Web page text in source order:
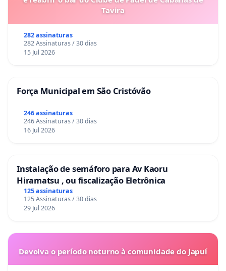
Tavira
282 assinaturas
282 Assinaturas / 30 dias
15 Jul 2026
Força Municipal em São Cristóvão
246 assinaturas
246 Assinaturas / 30 dias
16 Jul 2026
Instalação de semáforo para Av Kaoru
Hiramatsu , ou fiscalização Eletrônica
125 assinaturas
125 Assinaturas / 30 dias
29 Jul 2026
Devolva o período noturno à comunidade do Japuí